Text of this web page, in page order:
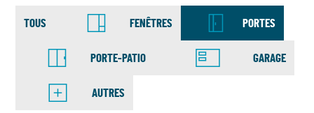
TOUS FENÊTRES PORTES
PORTE-PATIO GARAGE
AUTRES